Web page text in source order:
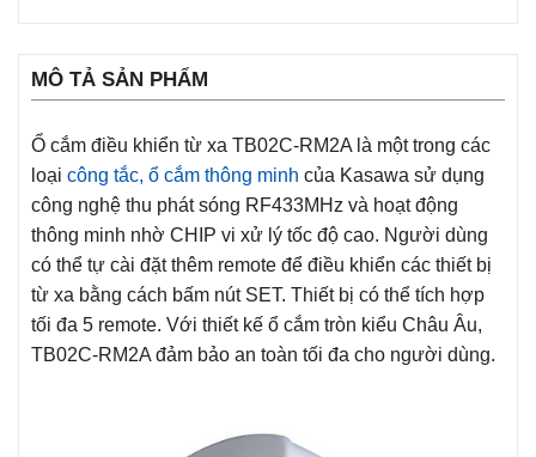
MÔ TẢ SẢN PHẨM
Ổ cắm điều khiển từ xa TB02C-RM2A là một trong các
loại công tắc, ổ cắm thông minh của Kasawa sử dụng
công nghệ thu phát sóng RF433MHz và hoạt động
thông minh nhờ CHIP vi xử lý tốc độ cao. Người dùng
có thể tự cài đặt thêm remote để điều khiển các thiết bị
từ xa bằng cách bấm nút SET. Thiết bị có thể tích hợp
tối đa 5 remote. Với thiết kế ổ cắm tròn kiểu Châu Âu,
TB02C-RM2A đảm bảo an toàn tối đa cho người dùng.